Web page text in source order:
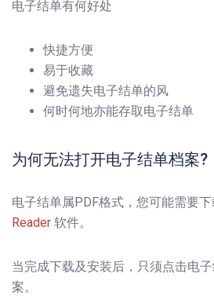
电子结单有何好处
快捷方便
易于收藏
避免遗失电子结单的风
何时何地亦能存取电子结单
为何无法打开电子结单档案?
电子结单属PDF格式，您可能需要下
Reader 软件。
当完成下载及安装后，只须点击电
案。